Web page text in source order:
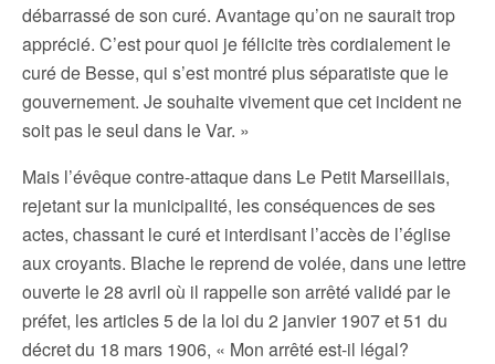
débarrassé de son curé. Avantage qu’on ne saurait trop
apprécié. C’est pour quoi je félicite très cordialement le
curé de Besse, qui s’est montré plus séparatiste que le
gouvernement. Je souhaite vivement que cet incident ne
soit pas le seul dans le Var. »
Mais l’évêque contre-attaque dans Le Petit Marseillais,
rejetant sur la municipalité, les conséquences de ses
actes, chassant le curé et interdisant l’accès de l’église
aux croyants. Blache le reprend de volée, dans une lettre
ouverte le 28 avril où il rappelle son arrêté validé par le
préfet, les articles 5 de la loi du 2 janvier 1907 et 51 du
décret du 18 mars 1906, « Mon arrêté est-il légal?